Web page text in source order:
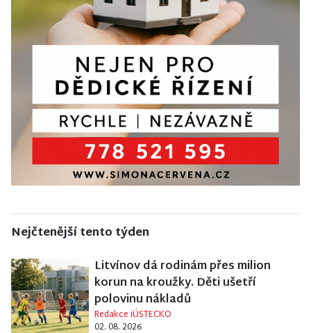
Nejčtenější tento týden
Litvínov dá rodinám přes milion
korun na kroužky. Děti ušetří
polovinu nákladů
Redakce iÚSTECKO
02. 08. 2026